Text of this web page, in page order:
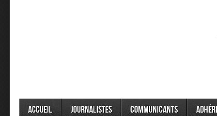
Accueil Journalistes Communicants